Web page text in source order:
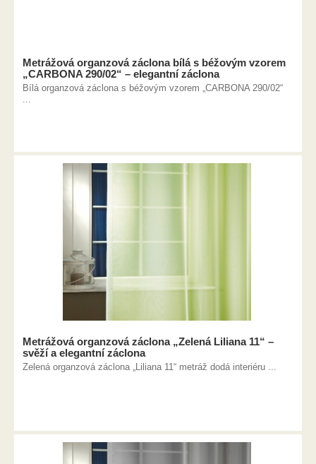
Metrážová organzová záclona bílá s béžovým vzorem
„CARBONA 290/02“ – elegantní záclona
Bílá organzová záclona s béžovým vzorem „CARBONA 290/02“
...
Metrážová organzová záclona „Zelená Liliana 11“ –
svěží a elegantní záclona
Zelená organzová záclona „Liliana 11“ metráž dodá interiéru ...